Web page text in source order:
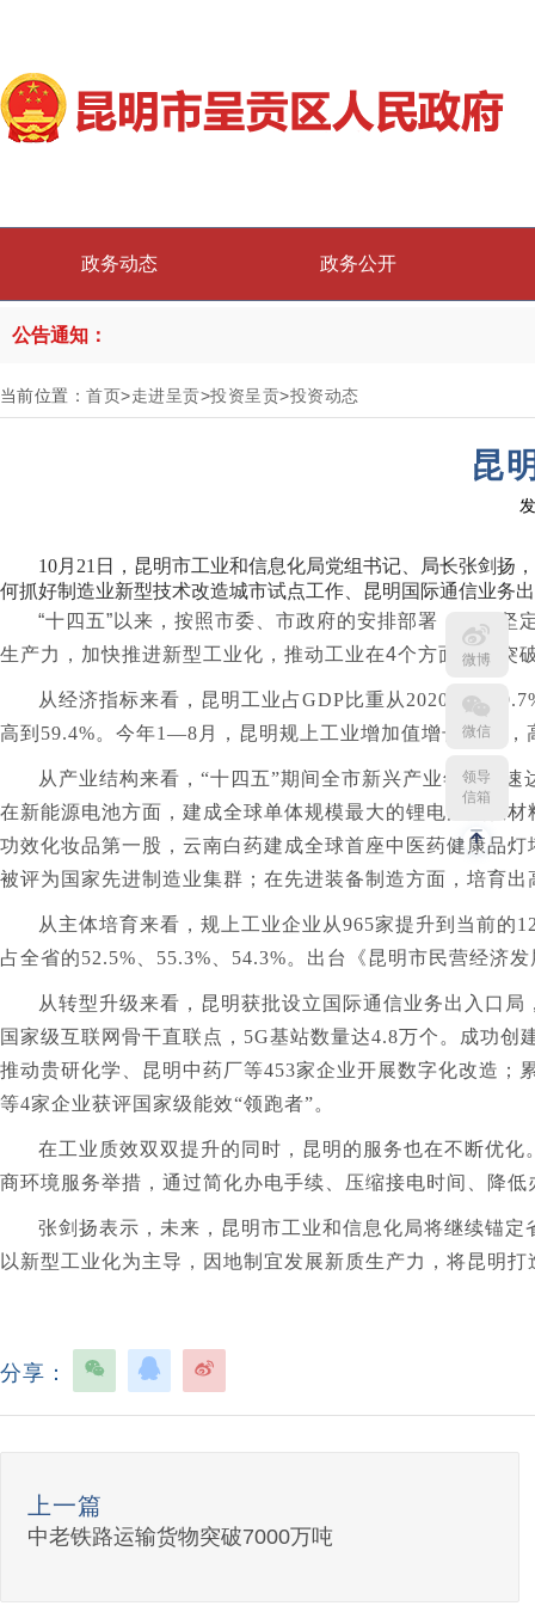
政务动态 政务公开
公告通知：
微博
微信
领导
信箱
当前位置：首页>走进呈贡>投资呈贡>投资动态
昆
10月21日，昆明市工业和信息化局党组书记、局长张剑扬
何抓好制造业新型技术改造城市试点工作、昆明国际通信业务
“十四五”以来，按照市委、市政府的安排部署，昆明坚
生产力，加快推进新型工业化，推动工业在4个方面实现突
从经济指标来看，昆明工业占GDP比重从2020年的
高到59.4%。今年1—8月，昆明规上工业增加值增长6.7%
从产业结构来看，“十四五”期间全市新兴产业年均增
在新能源电池方面，建成全球单体规模最大的锂电池负极
功效化妆品第一股，云南白药建成全球首座中医药健康品
被评为国家先进制造业集群；在先进装备制造方面，培育
从主体培育来看，规上工业企业从965家提升到当前的
占全省的52.5%、55.3%、54.3%。出台《昆明市民营经济
从转型升级来看，昆明获批设立国际通信业务出入口
国家级互联网骨干直联点，5G基站数量达4.8万个。成功
推动贵研化学、昆明中药厂等453家企业开展数字化改造
等4家企业获评国家级能效“领跑者”。
在工业质效双双提升的同时，昆明的服务也在不断优
商环境服务举措，通过简化办电手续、压缩接电时间、降
张剑扬表示，未来，昆明市工业和信息化局将继续锚
以新型工业化为主导，因地制宜发展新质生产力，将昆明
分享：
上一篇
中老铁路运输货物突破7000万吨